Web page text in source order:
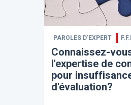
PAROLES D’EXPERT
Connaissez-
l'expertise de
pour
d'évaluation?